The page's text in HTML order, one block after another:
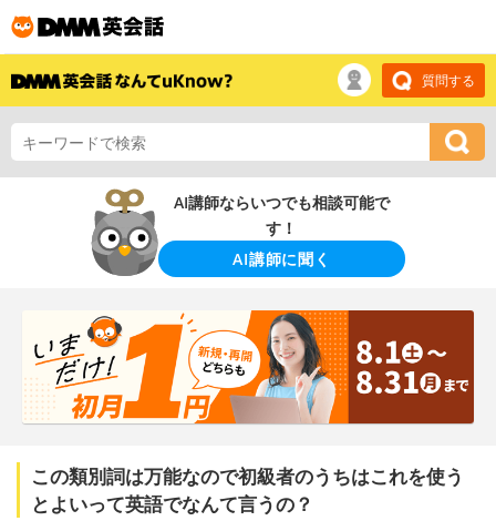
質問する
AI講師ならいつでも相談可能で
す！
AI講師に聞く
この類別詞は万能なので初級者のうちはこれを使う
とよいって英語でなんて言うの？